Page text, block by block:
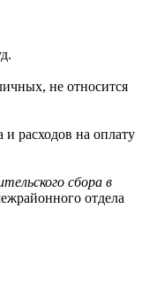
не относится
расходов на оплату
сбора в
отдела